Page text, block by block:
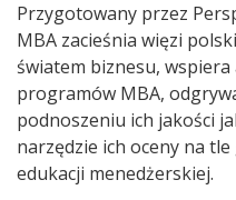
Przygotowany przez
MBA zacieśnia więzi
światem biznesu,
programów MBA,
podnoszeniu ich jakości
narzędzie ich oceny na
edukacji menedżerskiej.